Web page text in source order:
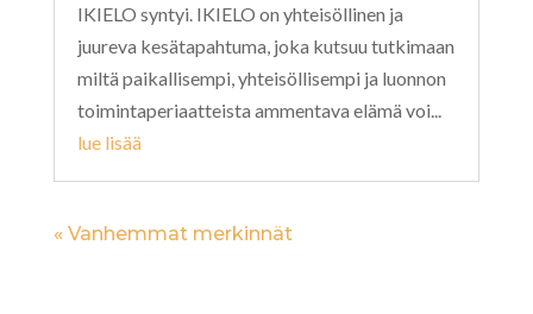
IKIELO syntyi. IKIELO on yhteisöllinen ja
juureva kesätapahtuma, joka kutsuu tutkimaan
miltä paikallisempi, yhteisöllisempi ja luonnon
toimintaperiaatteista ammentava elämä voi...
lue lisää
« Vanhemmat merkinnät